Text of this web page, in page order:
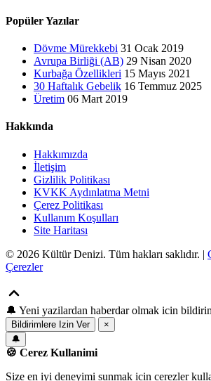
Popüler Yazılar
Dövme Mürekkebi 31 Ocak 2019
Avrupa Birliği (AB) 29 Nisan 2020
Kurbağa Özellikleri 15 Mayıs 2021
30 Haftalık Gebelik 16 Temmuz 2025
Üretim 06 Mart 2019
Hakkında
Hakkımızda
İletişim
Gizlilik Politikası
KVKK Aydınlatma Metni
Çerez Politikası
Kullanım Koşulları
Site Haritası
© 2026 Kültür Denizi. Tüm hakları saklıdır. |
Çerezler
🔔 Yeni yazilardan haberdar olmak icin
Bildirimlere Izin Ver
×
🔔
🍪 Cerez Kullanimi
Size en iyi deneyimi sunmak icin cerezler